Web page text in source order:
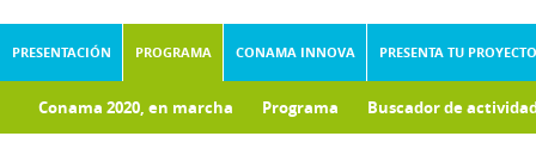
PRESENTACIÓN PROGRAMA CONAMA INNOVA PRESENTA TU PROYECTO
Conama 2020, en marcha Programa Buscador de